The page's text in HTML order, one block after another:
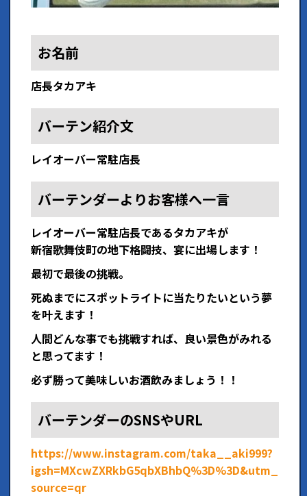
お名前
店長タカアキ
バーテン紹介文
レイオーバー常駐店長
バーテンダーよりお客様へ一言
レイオーバー常駐店長であるタカアキが
新宿歌舞伎町の地下格闘技、宴に出場します！
最初で最後の挑戦。
死ぬまでにスポットライトに当たりたいという夢
を叶えます！
人間どんな事でも挑戦すれば、良い景色がみれる
と思ってます！
必ず勝って美味しいお酒飲みましょう！！
バーテンダーのSNSやURL
https://www.instagram.com/taka__aki999?
igsh=MXcwZXRkbG5qbXBhbQ%3D%3D&utm_
source=qr